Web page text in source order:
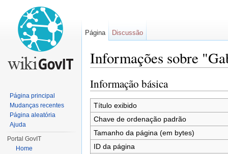
Informações sobre
Informação básica
Título exibido
Chave de ordenação padrão
Tamanho da página (em bytes)
ID da página
Página Discussão
Página principal
Mudanças recentes
Página aleatória
Ajuda
Portal GovIT
Home